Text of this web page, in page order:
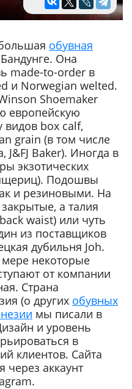
обувная
Она
made-to-order в
и Norwegian welted.
Shoemaker
европейскую
box calf,
grain (в том числе
J&FJ Baker). Иногда в
экзотических
Подошвы
и резиновыми. На
а талия
waist) или чуть
из поставщиков
дубильня Joh.
некоторые
от компании
Страна
(о других обувных
мы писали в
и уровень
в
клиентов. Сайта
через аккаунт